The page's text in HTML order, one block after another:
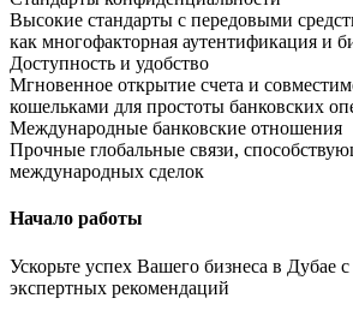
Высокие стандарты с передовыми
как многофакторная аутентификация и
Доступность и удобство
Мгновенное открытие счета и
кошельками для простоты банковских
Международные банковские отношения
Прочные глобальные связи,
международных сделок
Начало работы
Ускорьте успех Вашего бизнеса в Дубае
экспертных рекомендаций